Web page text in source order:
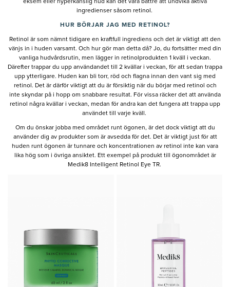
eksem eller hyperkänslig hud kan det vara bättre att undvika aktiva
ingredienser såsom retinol.
HUR BÖRJAR JAG MED RETINOL?
Retinol är som nämnt tidigare en kraftfull ingrediens och det är viktigt att den
vänjs in i huden varsamt. Och hur gör man detta då? Jo, du fortsätter med din
vanliga hudvårdsrutin, men lägger in retinolprodukten 1 kväll i veckan.
Därefter trappar du upp användandet till 2 kvällar i veckan, för att sedan trappa
upp ytterligare. Huden kan bli torr, röd och flagna innan den vant sig med
retinol. Det är därför viktigt att du är försiktig när du börjar med retinol och
inte skyndar på i hopp om snabbare resultat. För vissa räcker det att använda
retinol några kvällar i veckan, medan för andra kan det fungera att trappa upp
användet till varje kväll.
Om du önskar jobba med området runt ögonen, är det dock viktigt att du
använder dig av produkter som är avsedda för det. Det är viktigt just för att
huden runt ögonen är tunnare och koncentrationen av retinol inte kan vara
lika hög som i övriga ansiktet. Ett exempel på produkt till ögonområdet är
Medik8 Intelligent Retinol Eye TR.